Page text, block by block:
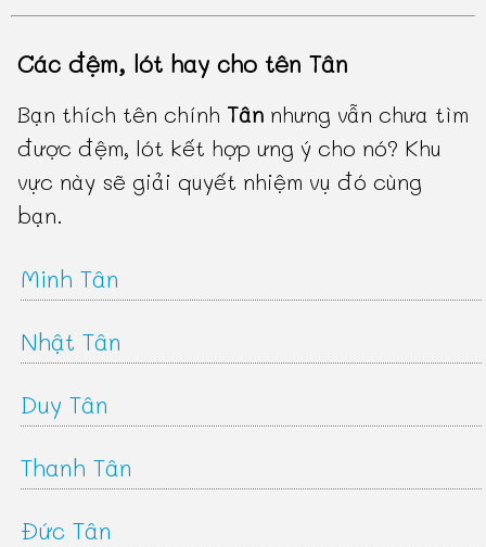
Các đệm, lót hay cho tên Tân
Bạn thích tên chính Tân nhưng vẫn chưa tìm
được đệm, lót kết hợp ưng ý cho nó? Khu
vực này sẽ giải quyết nhiệm vụ đó cùng
bạn.
Minh Tân
Nhật Tân
Duy Tân
Thanh Tân
Đức Tân